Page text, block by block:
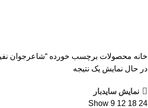
خانه محصولات برچسب خورده “شاعرجوان
در حال نمایش یک نتیجه
نمایش سایدبار
Show 9 12 18 24